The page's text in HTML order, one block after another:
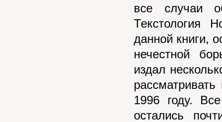
все случаи
Текстология
данной книги,
нечестной
издал
1996 году.
остались